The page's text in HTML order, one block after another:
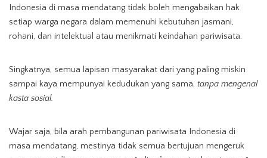
Indonesia di masa mendatang tidak boleh mengabaikan hak
setiap warga negara dalam memenuhi kebutuhan jasmani,
rohani, dan intelektual atau menikmati keindahan pariwisata.
Singkatnya, semua lapisan masyarakat dari yang paling miskin
sampai kaya mempunyai kedudukan yang sama, tanpa mengenal
kasta sosial.
Wajar saja, bila arah pembangunan pariwisata Indonesia di
masa mendatang, mestinya tidak semua bertujuan mengeruk